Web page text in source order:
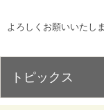
よろしくお願いいたしま
トピックス